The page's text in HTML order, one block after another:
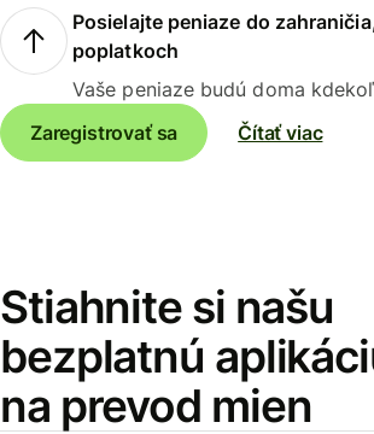
Posielajte peniaze do
poplatkoch
Vaše peniaze budú doma
Zaregistrovať sa
Čítať viac
Stiahnite si našu
bezplatnú
na prevod mien